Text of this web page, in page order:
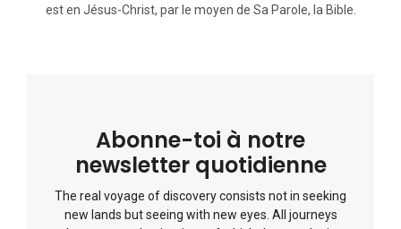
est en Jésus-Christ, par le moyen de Sa Parole, la Bible.
Abonne-toi à notre
newsletter quotidienne
The real voyage of discovery consists not in seeking
new lands but seeing with new eyes. All journeys